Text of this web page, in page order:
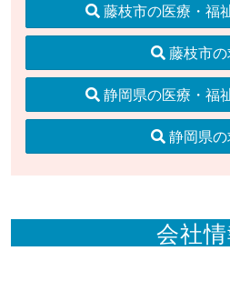
藤枝市の医療・福
藤枝市の
静岡県の医療・福
静岡県の
会社